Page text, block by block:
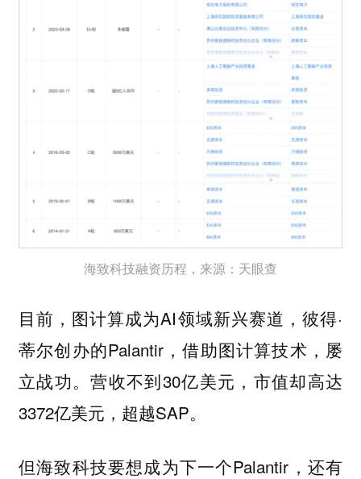
海致科技融资历程，来源：天眼查
目前，图计算成为AI领域新兴赛道，彼得·
蒂尔创办的Palantir，借助图计算技术，屡
立战功。营收不到30亿美元，市值却高达
3372亿美元，超越SAP。
但海致科技要想成为下一个Palantir，还有